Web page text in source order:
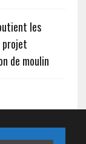
les
projet
de moulin